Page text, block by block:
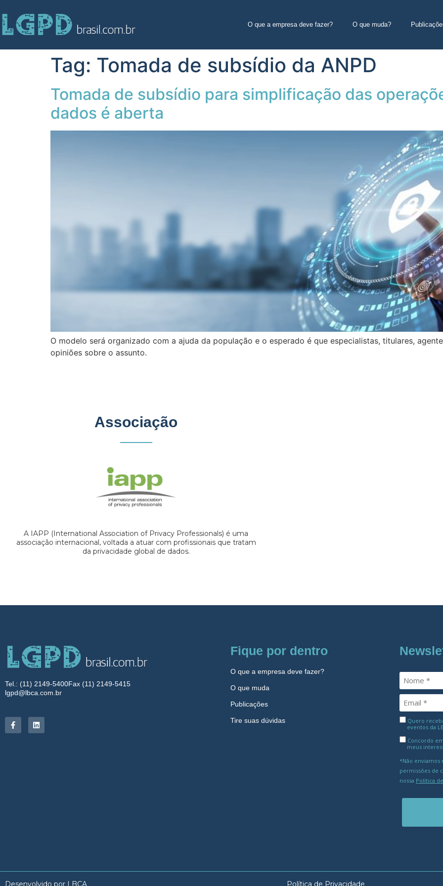
O que a empresa deve fazer? O que muda?
Tag: Tomada de subsídio da ANPD
Tomada de subsídio para simplificação das
dados é aberta
O modelo será organizado com a ajuda da população e o esperado é que especialistas, titulares,
opiniões sobre o assunto.
Associação
A IAPP (International Association of Privacy Professionals) é uma
associação internacional, voltada a atuar com profissionais que tratam
da privacidade global de dados.
Tel.: (11) 2149-5400Fax (11) 2149-5415
lgpd@lbca.com.br
Fique por dentro
O que a empresa deve fazer?
O que muda
Publicações
Tire suas dúvidas
Quero
eventos da
Concordo
meus
*Não enviamos
permissões de
nossa Política
Desenvolvido por LBCA Política de Privacidade